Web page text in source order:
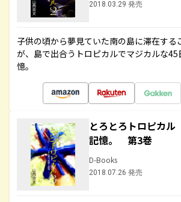
2018.03.29 発売
子供の頃から夢見ていた南の島に滞在する
が、島で出合うトロピカルでマジカルな
憶。
とろとろトロピカ
記憶。 第3巻
D-Books
2018.07.26 発売